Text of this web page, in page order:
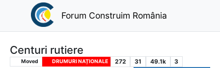
Forum Construim România
Centuri rutiere
Moved DRUMURI NAȚIONALE 272 31 49.1k
3